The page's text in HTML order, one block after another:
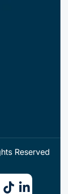
Reserved